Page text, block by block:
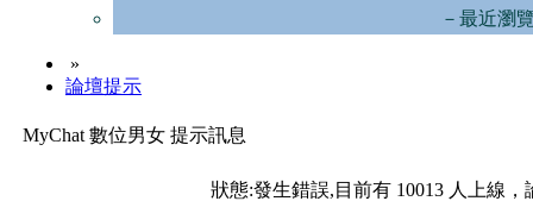
－最近瀏
»
論壇提示
MyChat 數位男女 提示訊息
狀態:發生錯誤,目前有 10013 人上線